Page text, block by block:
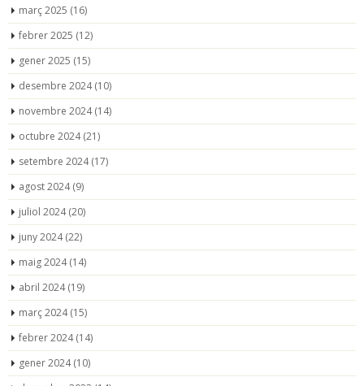
març 2025 (16)
febrer 2025 (12)
gener 2025 (15)
desembre 2024(10)
novembre 2024(14)
octubre 2024(21)
setembre 2024(17)
agost 2024(9)
juliol 2024(20)
juny 2024(22)
maig 2024(14)
abril 2024(19)
març 2024(15)
febrer 2024(14)
gener 2024(10)